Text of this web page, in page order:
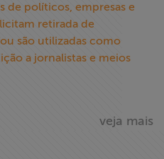
de políticos, empresas e
retirada de
são utilizadas como
a jornalistas e meios
veja mais